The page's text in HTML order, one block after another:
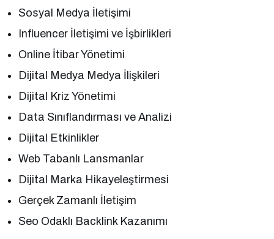
Sosyal Medya İletişimi
Influencer İletişimi ve İşbirlikleri
Online İtibar Yönetimi
Dijital Medya Medya İlişkileri
Dijital Kriz Yönetimi
Data Sınıflandırması ve Analizi
Dijital Etkinlikler
Web Tabanlı Lansmanlar
Dijital Marka Hikayeleştirmesi
Gerçek Zamanlı İletişim
Seo Odaklı Backlink Kazanımı